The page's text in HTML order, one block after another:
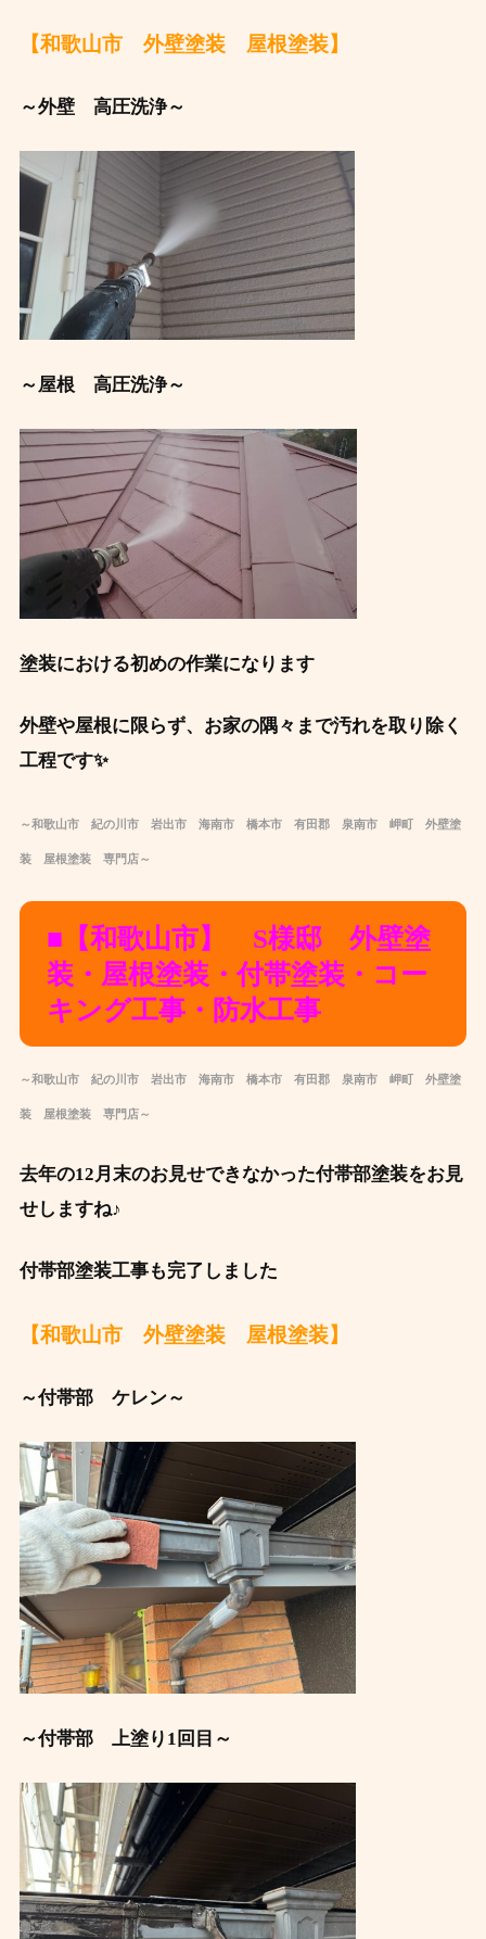
【和歌山市 外壁塗装 屋根塗装】
～外壁 高圧洗浄～
～屋根 高圧洗浄～
塗装における初めの作業になります
外壁や屋根に限らず、お家の隅々まで汚れを取り除く
工程です✨
～和歌山市 紀の川市 岩出市 海南市 橋本市 有田郡 泉南市 岬町 外壁塗
装 屋根塗装 専門店～
■【和歌山市】 S様邸 外壁塗
装・屋根塗装・付帯塗装・コー
キング工事・防水工事
～和歌山市 紀の川市 岩出市 海南市 橋本市 有田郡 泉南市 岬町 外壁塗
装 屋根塗装 専門店～
去年の12月末のお見せできなかった付帯部塗装をお見
せしますね♪
付帯部塗装工事も完了しました
【和歌山市 外壁塗装 屋根塗装】
～付帯部 ケレン～
～付帯部 上塗り1回目～